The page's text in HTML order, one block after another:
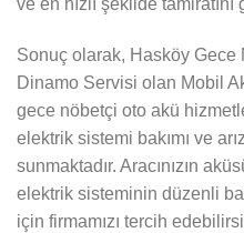
ve en hızlı şekilde
Sonuç olarak, Hasköy
Dinamo Servisi olan Mobil
gece nöbetçi oto akü
elektrik sistemi bakımı ve
sunmaktadır. Aracınızın
elektrik sisteminin düzenli
için firmamızı tercih